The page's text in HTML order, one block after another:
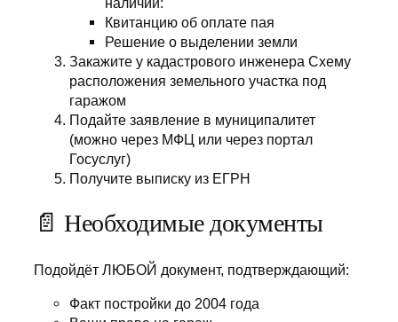
Квитанцию об оплате пая
Решение о выделении земли
Закажите у кадастрового инженера Схему
расположения земельного участка под
гаражом
Подайте заявление в муниципалитет
(можно через МФЦ или через портал
Госуслуг)
Получите выписку из ЕГРН
📄 Необходимые документы
Подойдёт ЛЮБОЙ документ, подтверждающий:
Факт постройки до 2004 года